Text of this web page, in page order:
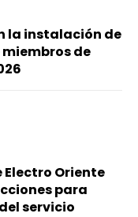
la instalación de
miembros de
Oriente
para
servicio